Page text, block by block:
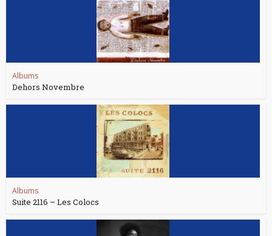
Albums
Dehors Novembre
Albums
Suite 2116 – Les Colocs